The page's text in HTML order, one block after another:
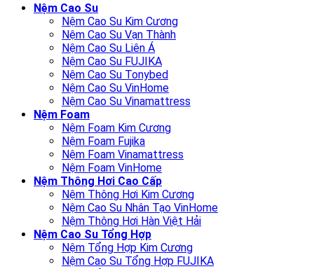
Nệm Cao Su
Nệm Cao Su Kim Cương
Nệm Cao Su Vạn Thành
Nệm Cao Su Liên Á
Nệm Cao Su FUJIKA
Nệm Cao Su Tonybed
Nệm Cao Su VinHome
Nệm Cao Su Vinamattress
Nệm Foam
Nệm Foam Kim Cương
Nệm Foam Fujika
Nệm Foam Vinamattress
Nệm Foam VinHome
Nệm Thông Hơi Cao Cấp
Nệm Thông Hơi Kim Cương
Nệm Cao Su Nhân Tạo VinHome
Nệm Thông Hơi Hàn Việt Hải
Nệm Cao Su Tổng Hợp
Nệm Tổng Hợp Kim Cương
Nệm Cao Su Tổng Hợp FUJIKA